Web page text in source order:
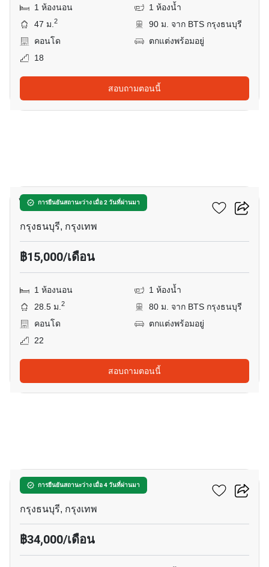
1 ห้องนอน
1 ห้องน้ำ
47 ม.2
90 ม. จาก BTS กรุงธนบุรี
คอนโด
ตกแต่งพร้อมอยู่
18
สอบถามตอนนี้
การยืนยันสถานะว่าง เมื่อ 2 วันที่ผ่านมา
ไอดีโอ โมบิ สาทร
กรุงธนบุรี, กรุงเทพ
฿15,000/เดือน
1 ห้องนอน
1 ห้องน้ำ
28.5 ม.2
80 ม. จาก BTS กรุงธนบุรี
คอนโด
ตกแต่งพร้อมอยู่
22
สอบถามตอนนี้
การยืนยันสถานะว่าง เมื่อ 4 วันที่ผ่านมา
คิว เฮาส์ สาทร
กรุงธนบุรี, กรุงเทพ
฿34,000/เดือน